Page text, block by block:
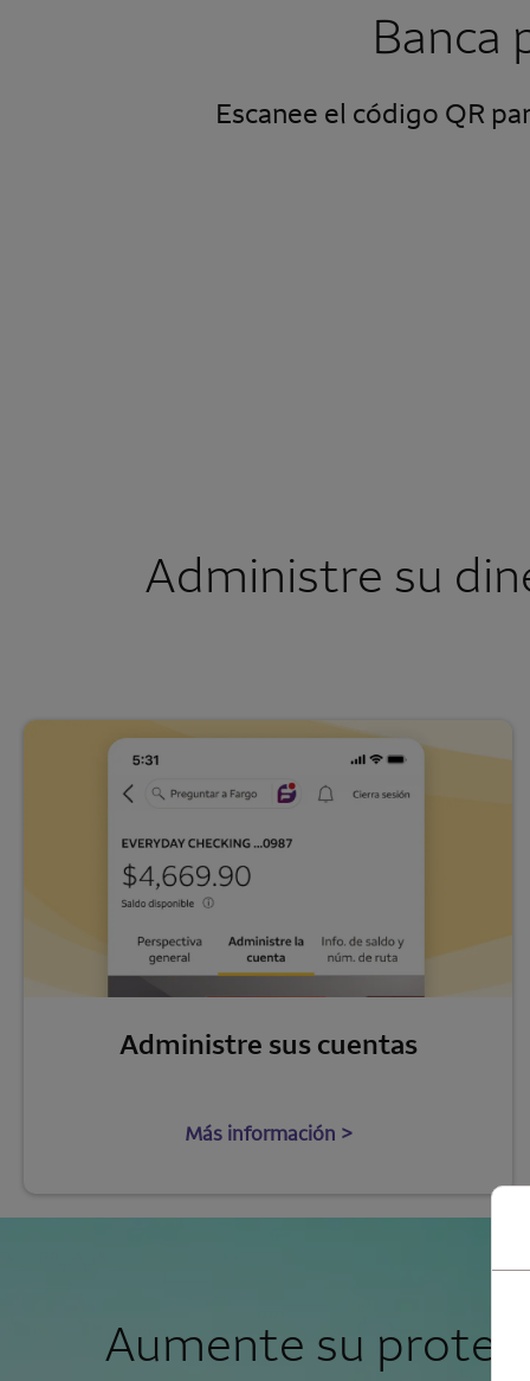
Banca
Escanee el código QR
Administre su
Administre sus cuentas
Más información >
Aumente su